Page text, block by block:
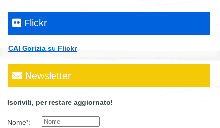
Flickr
CAI Gorizia su Flickr
Newsletter
Iscriviti, per restare aggiornato!
Nome*: